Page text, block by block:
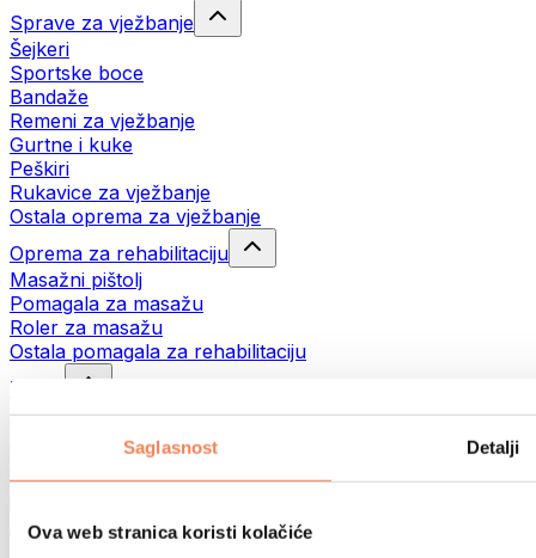
Saglasnost Detalji
Ova web stranica koristi kolačiće
Sprave za vježbanje
Šejkeri
Sportske boce
Bandaže
Remeni za vježbanje
Gurtne i kuke
Peškiri
Rukavice za vježbanje
Ostala oprema za vježbanje
Oprema za rehabilitaciju
Masažni pištolj
Pomagala za masažu
Roler za masažu
Ostala pomagala za rehabilitaciju
Torbe
Torbe za hranu
Sportske torbe
Trčanje